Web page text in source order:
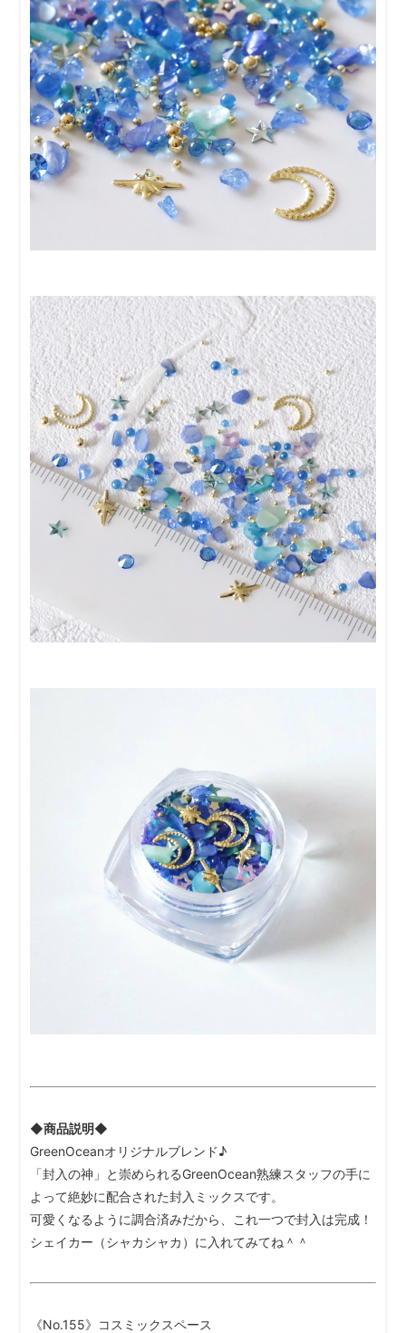
◆商品説明◆
GreenOceanオリジナルブレンド♪
「封入の神」と崇められるGreenOcean熟練スタッフの手に
よって絶妙に配合された封入ミックスです。
可愛くなるように調合済みだから、これ一つで封入は完成！
シェイカー（シャカシャカ）に入れてみてね＾＾
《No.155》コスミックスペース